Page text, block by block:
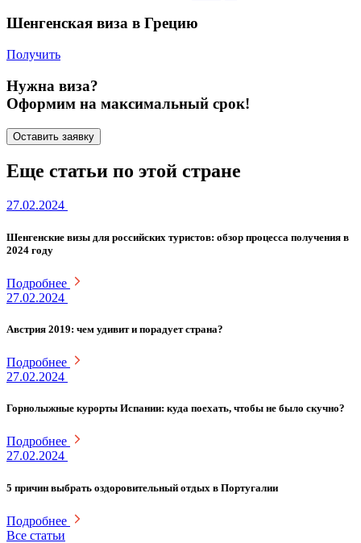
Шенгенская виза в Грецию
Получить
Нужна виза?
Оформим на максимальный срок!
Оставить заявку
Еще статьи по этой стране
27.02.2024
Шенгенские визы для российских туристов: обзор процесса получения в
2024 году
Подробнее
27.02.2024
Австрия 2019: чем удивит и порадует страна?
Подробнее
27.02.2024
Горнолыжные курорты Испании: куда поехать, чтобы не было скучно?
Подробнее
27.02.2024
5 причин выбрать оздоровительный отдых в Португалии
Подробнее
Все статьи